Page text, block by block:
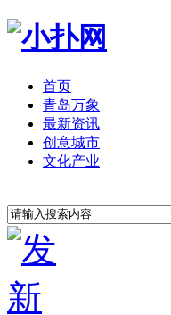
首页
青岛万象
最新资讯
创意城市
文化产业